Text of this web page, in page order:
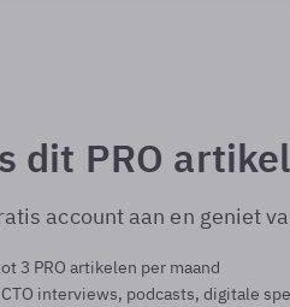
dit PRO
account aan en geniet
3 PRO artikelen per maand
interviews, podcasts, digitale